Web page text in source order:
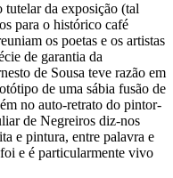
tutelar da exposição (tal
para o histórico café
os poetas e os artistas
de garantia da
de Sousa teve razão em
de uma sábia fusão de
no auto-retrato do pintor-
de Negreiros diz-nos
e pintura, entre palavra e
e é particularmente vivo